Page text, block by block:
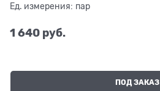
Ед. измерения: пар
1 640 руб.
ПОД ЗАКАЗ